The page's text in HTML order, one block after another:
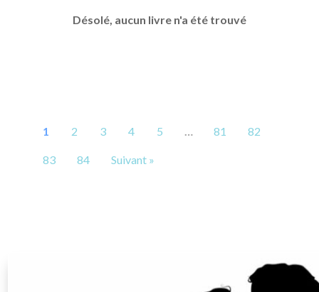
Désolé, aucun livre n'a été trouvé
1 2 3 4 5 … 81 82
83 84 Suivant »